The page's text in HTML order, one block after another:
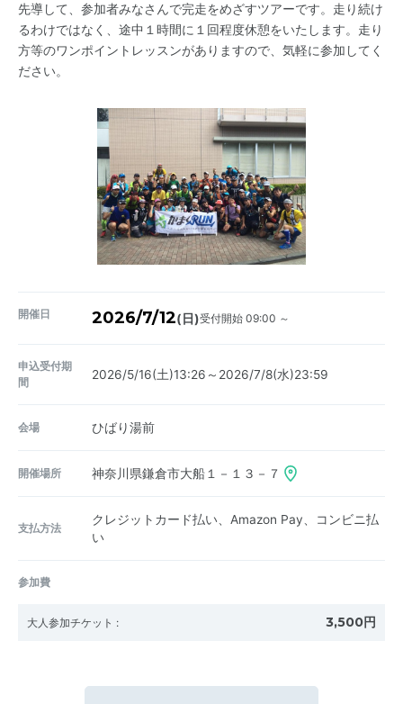
先導して、参加者みなさんで完走をめざすツアーです。走り続け
るわけではなく、途中１時間に１回程度休憩をいたします。走り
方等のワンポイントレッスンがありますので、気軽に参加してく
ださい。
開催日 2026/7/12(日)受付開始 09:00 ～
申込受付期
間
2026/5/16(土)13:26～2026/7/8(水)23:59
会場 ひばり湯前
開催場所 神奈川県鎌倉市大船１－１３－７
支払方法
クレジットカード払い、Amazon Pay、コンビニ払
い
参加費
大人参加チケット : 3,500円